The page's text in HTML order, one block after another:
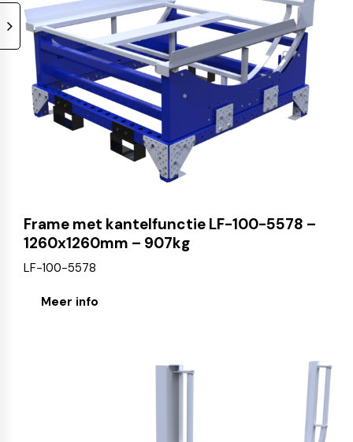
Frame met kantelfunctie LF-100-5578 –
1260x1260mm – 907kg
LF-100-5578
Meer info